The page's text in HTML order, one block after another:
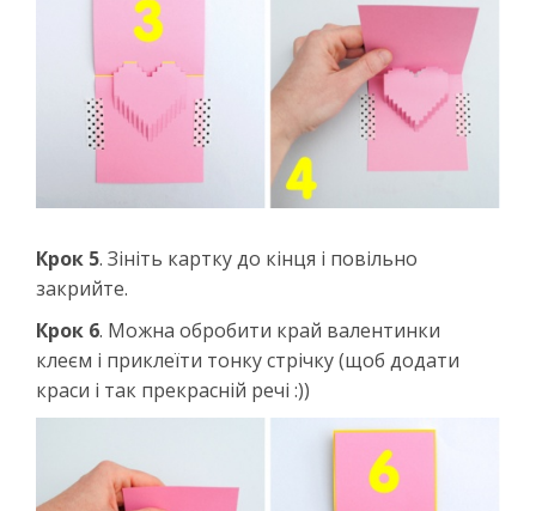
Крок 5. Зініть картку до кінця і повільно
закрийте.
Крок 6. Можна обробити край валентинки
клеєм і приклеїти тонку стрічку (щоб додати
краси і так прекрасній речі :))